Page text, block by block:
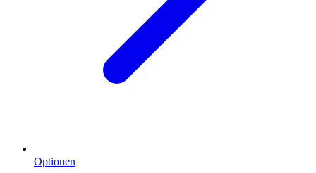
Optionen